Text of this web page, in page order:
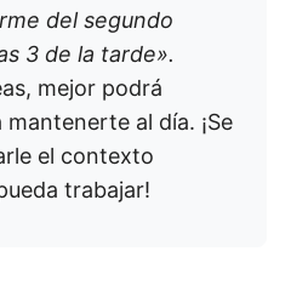
del segundo
3 de la tarde».
mejor podrá
al día. ¡Se
el contexto
trabajar!